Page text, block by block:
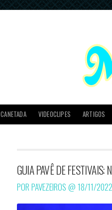
CANETADA VIDEOCLIPES ARTIGOS
GUIA PAVÊ DE
POR PAVEZEIROS @18/11/2022